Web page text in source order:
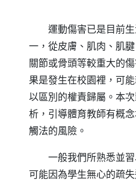
運動傷害已是目前生
一，從皮膚、肌肉、肌
關節或骨頭等較重大的
果是發生在校園裡，可
以區別的權責歸屬。本
析，引導體育教師有概
觸法的風險。
一般我們所熟悉並習
可能因為學生無心的疏